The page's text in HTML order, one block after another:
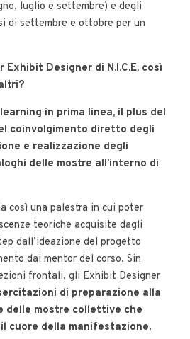
luglio e settembre) e degli
di settembre e ottobre per un
Designer di N.I.C.E. così
in prima linea, il plus del
coinvolgimento diretto degli
e realizzazione degli
delle mostre all’interno di
così una palestra in cui poter
teoriche acquisite dagli
dall’ideazione del progetto
dai mentor del corso. Sin
frontali, gli Exhibit Designer
di preparazione alla
delle mostre collettive che
cuore della manifestazione.